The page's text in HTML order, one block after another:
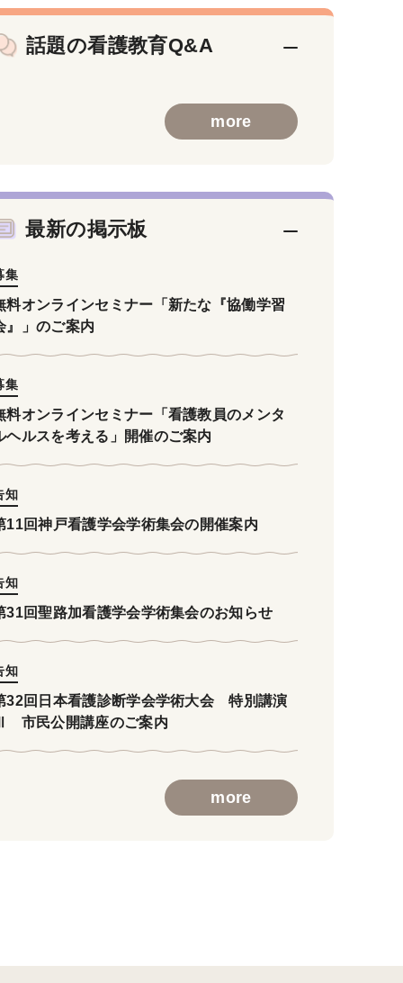
話題の看護教育Q&A
more
最新の掲示板
集
料オンラインセミナー「新たな『協働学習
』」のご案内
集
料オンラインセミナー「看護教員のメンタ
ヘルスを考える」開催のご案内
知
11回神戸看護学会学術集会の開催案内
知
31回聖路加看護学会学術集会のお知らせ
知
32回日本看護診断学会学術大会 特別講演
市民公開講座のご案内
more